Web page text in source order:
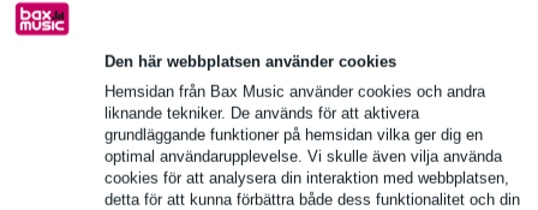
Den här webbplatsen använder cookies
Hemsidan från Bax Music använder cookies och andra
liknande tekniker. De används för att aktivera
grundläggande funktioner på hemsidan vilka ger dig en
optimal användarupplevelse. Vi skulle även vilja använda
cookies för att analysera din interaktion med webbplatsen,
detta för att kunna förbättra både dess funktionalitet och din
Produktinformation
Varumärke: Visaton, 3M
artikelnummer: 4559
Typ: 3M GPH 060
Fullständiga specifikationer